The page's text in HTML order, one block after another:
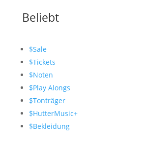
Beliebt
$Sale
$Tickets
$Noten
$Play Alongs
$Tonträger
$HutterMusic+
$Bekleidung